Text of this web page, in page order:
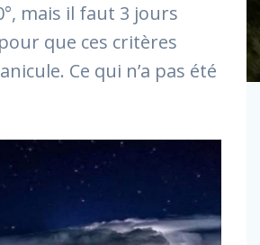
mais il faut 3 jours
que ces critères
Ce qui n’a pas été